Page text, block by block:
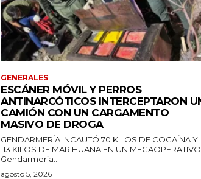
GENERALES
ESCÁNER MÓVIL Y PERROS
ANTINARCÓTICOS INTERCEPTARON
CAMIÓN CON UN CARGAMENTO
MASIVO DE DROGA
GENDARMERÍA INCAUTÓ 70 KILOS DE COCAÍNA Y
113 KILOS DE MARIHUANA EN UN MEGAOPERATIVO
Gendarmería...
agosto 5, 2026